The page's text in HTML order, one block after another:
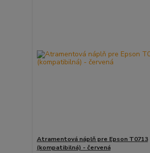
Atramentová náplň pre Epson T0713
(kompatibilná) - červená